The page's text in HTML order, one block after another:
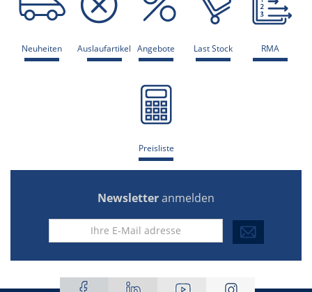
Neuheiten Auslaufartikel Angebote Last Stock RMA
Preisliste
Newsletteranmelden